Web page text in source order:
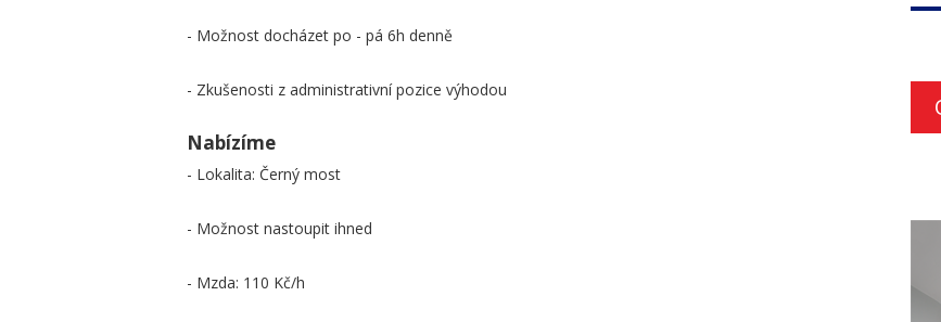
- Možnost docházet po - pá 6h denně
- Zkušenosti z administrativní pozice výhodou
Nabízíme
- Lokalita: Černý most
- Možnost nastoupit ihned
- Mzda: 110 Kč/h